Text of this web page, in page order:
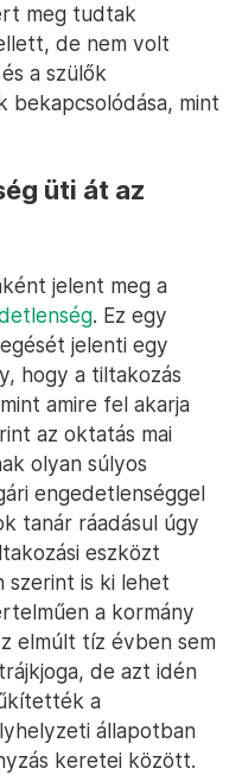
meg tudtak
de nem volt
a szülők
bekapcsolódása, mint
üti át az
jelent meg a
. Ez egy
jelenti egy
hogy a tiltakozás
amire fel akarja
az oktatás mai
olyan súlyos
engedetlenséggel
tanár ráadásul úgy
eszközt
is ki lehet
a kormány
elmúlt tíz évben sem
de azt idén
a
állapotban
keretei között.